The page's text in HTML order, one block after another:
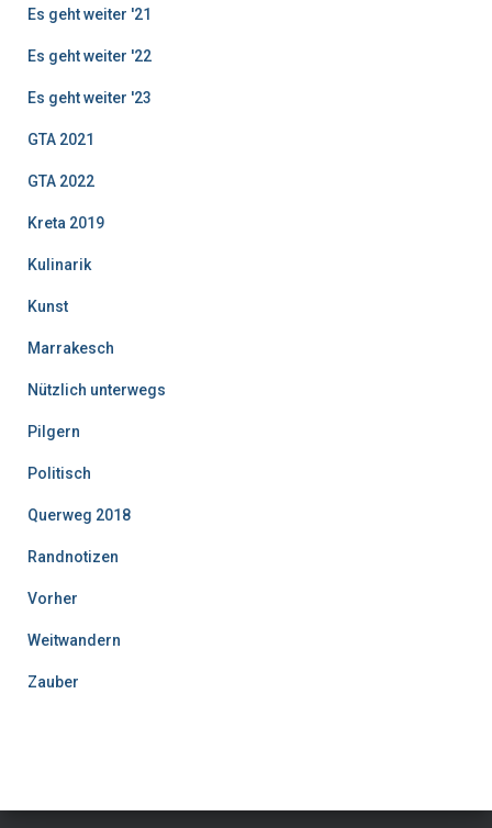
Es geht weiter '21
Es geht weiter '22
Es geht weiter '23
GTA 2021
GTA 2022
Kreta 2019
Kulinarik
Kunst
Marrakesch
Nützlich unterwegs
Pilgern
Politisch
Querweg 2018
Randnotizen
Vorher
Weitwandern
Zauber